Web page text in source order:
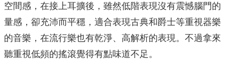
空間感，在接上耳擴後，雖然低階表現沒有震憾腦門的
量感，卻充沛而平穩，適合表現古典和爵士等重視器樂
的音樂，在流行樂也有乾淨、高解析的表現。不過拿來
聽重視低頻的搖滾覺得有點味道不足。